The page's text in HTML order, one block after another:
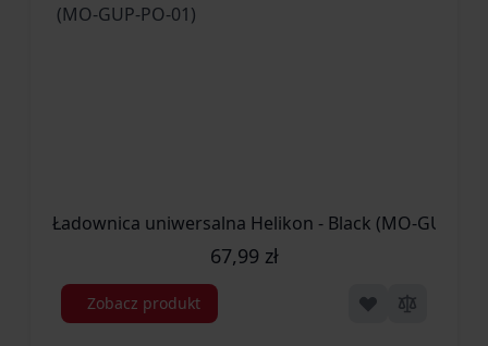
Ładownica uniwersalna Helikon - Black (MO-GUP-
67,99 zł
Zobacz produkt